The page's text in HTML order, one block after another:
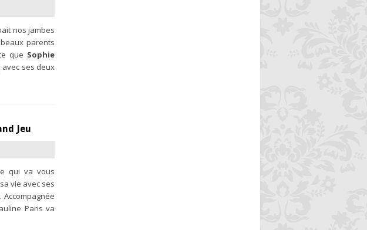
nos jambes
parents
que Sophie
avec ses deux
Jeu
qui va vous
vie avec ses
Paris va